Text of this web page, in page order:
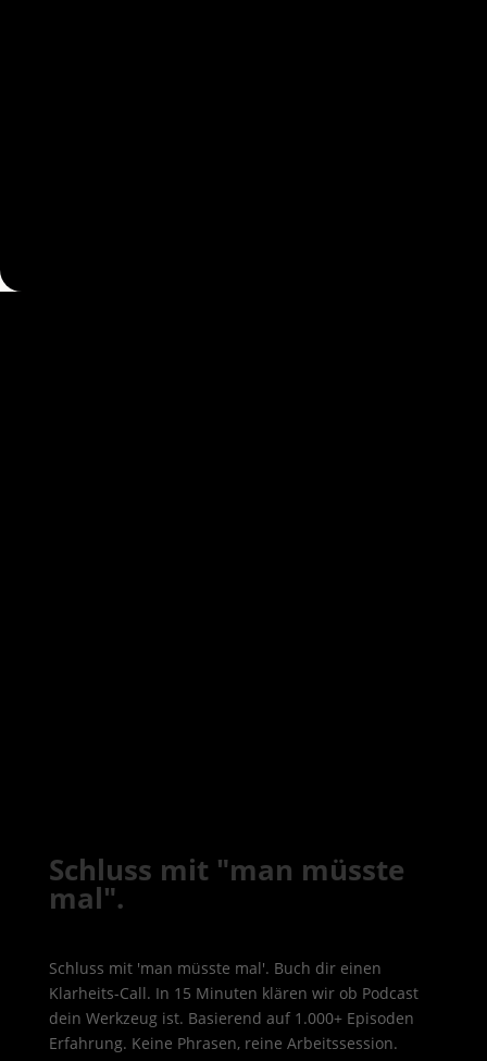
Schluss mit "man müsste
mal".
Schluss mit 'man müsste mal'. Buch dir einen
Klarheits-Call. In 15 Minuten klären wir ob Podcast
dein Werkzeug ist. Basierend auf 1.000+ Episoden
Erfahrung. Keine Phrasen, reine Arbeitssession.